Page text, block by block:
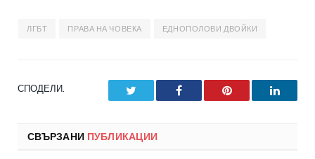
ЛГБТ ПРАВА НА ЧОВЕКА ЕДНОПОЛОВИ ДВОЙКИ
СПОДЕЛИ. Facebook Pinterest
СВЪРЗАНИ ПУБЛИКАЦИИ